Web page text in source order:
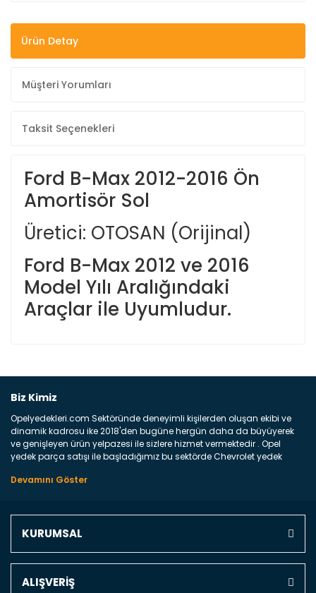
Ürün Detay
Müşteri Yorumları
Taksit Seçenekleri
Ford B-Max 2012-2016 Ön
Amortisör Sol
Üretici: OTOSAN (Orijinal)
Ford B-Max 2012 ve 2016
Model Yılı Aralığındaki
Araçlar ile Uyumludur.
Yorum Yaz
Biz Kimiz
Opelyedekleri.com Sektöründe deneyimli kişilerden oluşan ekibi ve
dinamik kadrosu ike 2018'den bugüne hergün daha da büyüyerek
ve genişleyen ürün yelpazesi ile sizlere hizmet vermektedir . Opel
yedek parça satışı ile başladığımız bu sektörde Chevrolet yedek
marka araçların ve FCA Grubun Fiat ve Alfa Romeo yedek parça
Türkiyenin 4 bir yanına ve uluslarası dünyanın dört bir yanına
parça gelebilir ancak bunları biraz toparlarsak aşağıda belirttiğimiz
KURUMSAL
ALIŞVERİŞ